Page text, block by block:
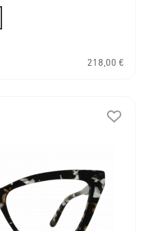
218,00 €